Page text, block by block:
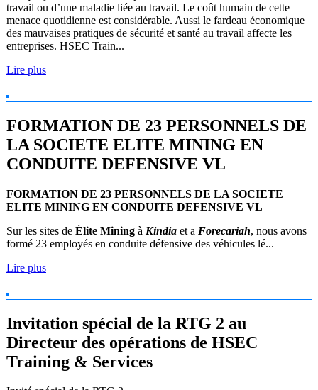
travail ou d’une maladie liée au travail. Le coût humain de cette
menace quotidienne est considérable. Aussi le fardeau économique
des mauvaises pratiques de sécurité et santé au travail affecte les
entreprises. HSEC Train...
Lire plus
FORMATION DE 23 PERSONNELS DE
LA SOCIETE ELITE MINING EN
CONDUITE DEFENSIVE VL
FORMATION DE 23 PERSONNELS DE LA SOCIETE
ELITE MINING EN CONDUITE DEFENSIVE VL
Sur les sites de Élite Mining à Kindia et a Forecariah, nous avons
formé 23 employés en conduite défensive des véhicules lé...
Lire plus
Invitation spécial de la RTG 2 au
Directeur des opérations de HSEC
Training & Services